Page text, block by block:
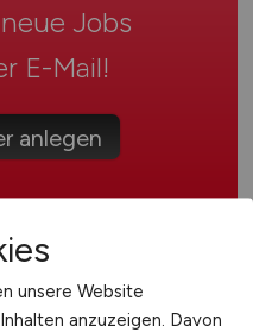
Jobs
E-Mail!
anlegen
unsere Website
anzuzeigen. Davon